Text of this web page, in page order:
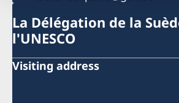
La Délégation de la
l'UNESCO
Visiting address